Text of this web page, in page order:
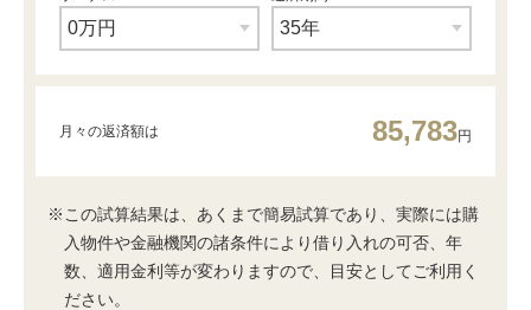
月々の返済額は 85,783円
※この試算結果は、あくまで簡易試算であり、実際には購
入物件や金融機関の諸条件により借り入れの可否、年
数、適用金利等が変わりますので、目安としてご利用く
ださい。